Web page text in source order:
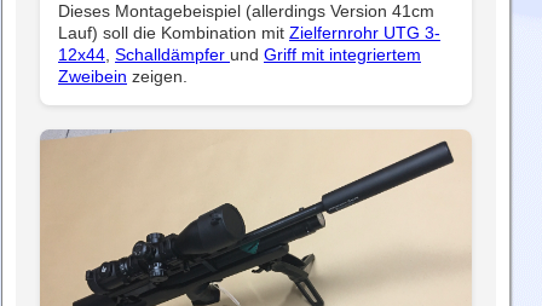
Dieses Montagebeispiel (allerdings Version 41cm
Lauf) soll die Kombination mit Zielfernrohr UTG 3-
12x44, Schalldämpfer und Griff mit integriertem
Zweibein zeigen.